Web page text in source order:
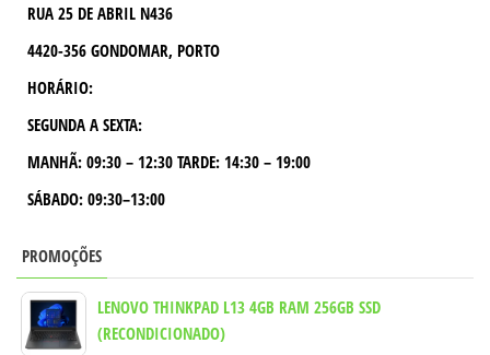
RUA 25 DE ABRIL N436
4420-356 GONDOMAR, PORTO
HORÁRIO:
SEGUNDA A SEXTA:
MANHÃ: 09:30 – 12:30 TARDE: 14:30 – 19:00
SÁBADO: 09:30–13:00
PROMOÇÕES
LENOVO THINKPAD L13 4GB RAM 256GB SSD
(RECONDICIONADO)